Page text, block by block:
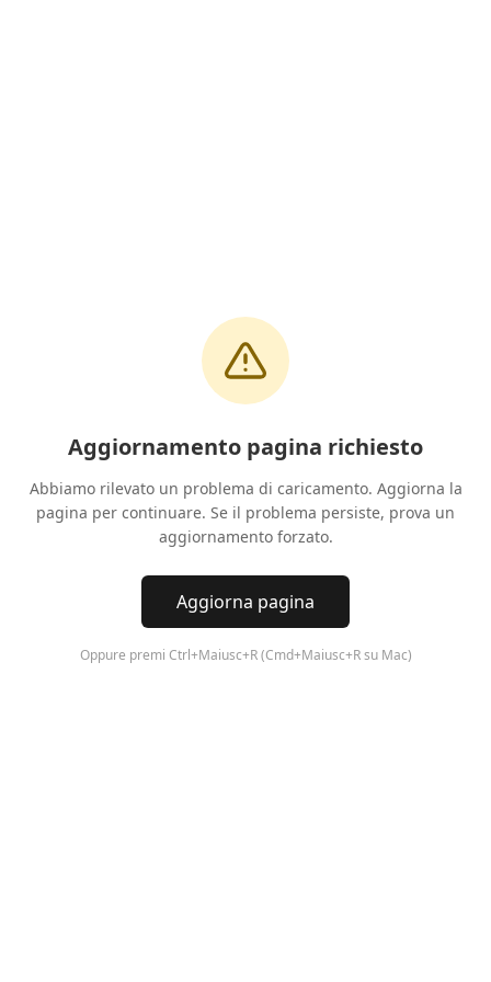
Aggiornamento pagina richiesto
Abbiamo rilevato un problema di caricamento. Aggiorna la
pagina per continuare. Se il problema persiste, prova un
aggiornamento forzato.
Aggiorna pagina
Oppure premi Ctrl+Maiusc+R (Cmd+Maiusc+R su Mac)